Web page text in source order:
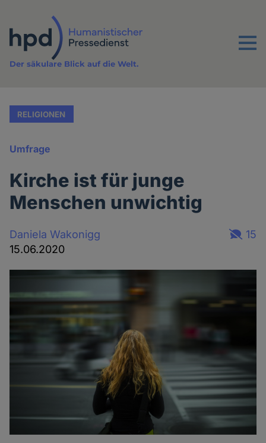
Inhalt
Menu
Der säkulare Blick auf die Welt.
RELIGIONEN
Umfrage
Kirche ist für junge
Menschen unwichtig
Daniela Wakonigg
15.06.2020
15